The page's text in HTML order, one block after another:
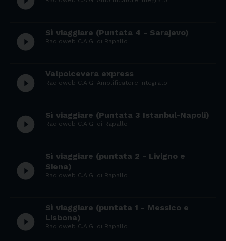
play_circle_filled Sì viaggiare (Puntata 4 - Sarajevo)
Radioweb C.A.G. di Rapallo
play_circle_filled Valpolcevera express
Radioweb C.A.G. Amplificatore Integrato
play_circle_filled Sì viaggiare (Puntata 3 Istanbul-Napoli)
Radioweb C.A.G. di Rapallo
play_circle_filled
Sì viaggiare (puntata 2 - Livigno e
Siena)
Radioweb C.A.G. di Rapallo
play_circle_filled
Sì viaggiare (puntata 1 - Messico e
Lisbona)
Radioweb C.A.G. di Rapallo